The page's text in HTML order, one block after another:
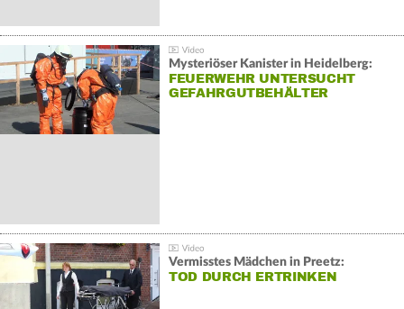
Mysteriöser Kanister in Heidelberg:
FEUERWEHR UNTERSUCHT
GEFAHRGUTBEHÄLTER
Vermisstes Mädchen in Preetz:
TOD DURCH ERTRINKEN